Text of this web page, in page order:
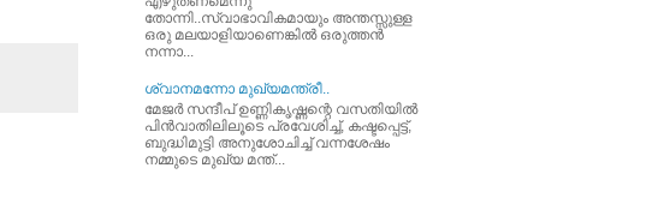
തോന്നി..സ്വാഭാവികമായും അന്തസ്സുള്ള
ഒരു മലയാളിയാണെങ്കില്‍ ഒരുത്തന്‍
നന്നാ...
ശ്വാനമന്നോ മുഖ്യമന്ത്രീ..
മേജര്‍ സന്ദീപ്‌ ഉണ്ണികൃഷ്ണന്റെ വസതിയില്‍
പിന്‍വാതിലിലൂടെ പ്രവേശിച്ച്‌, കഷ്ടപ്പെട്ട്‌,
ബുദ്ധിമുട്ടി അനുശോചിച്ച്‌ വന്നശേഷം
നമ്മുടെ മുഖ്യ മന്ത്...